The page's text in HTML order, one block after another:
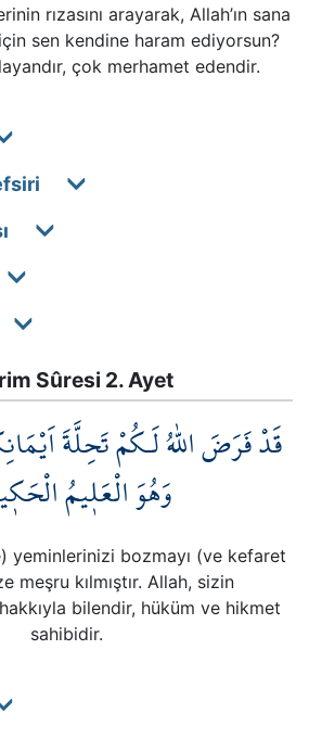
rızasını arayarak, Allah’ın sana
sen kendine haram ediyorsun?
çok merhamet edendir.
Sûresi 2. Ayet
قَدْ فَرَضَ اللّٰهُ لَـكُمْ تَحِلَّةَ
وَهُوَ الْعَل۪يمُ
yeminlerinizi bozmayı (ve kefaret
meşru kılmıştır. Allah, sizin
hakkıyla bilendir, hüküm ve hikmet
sahibidir.